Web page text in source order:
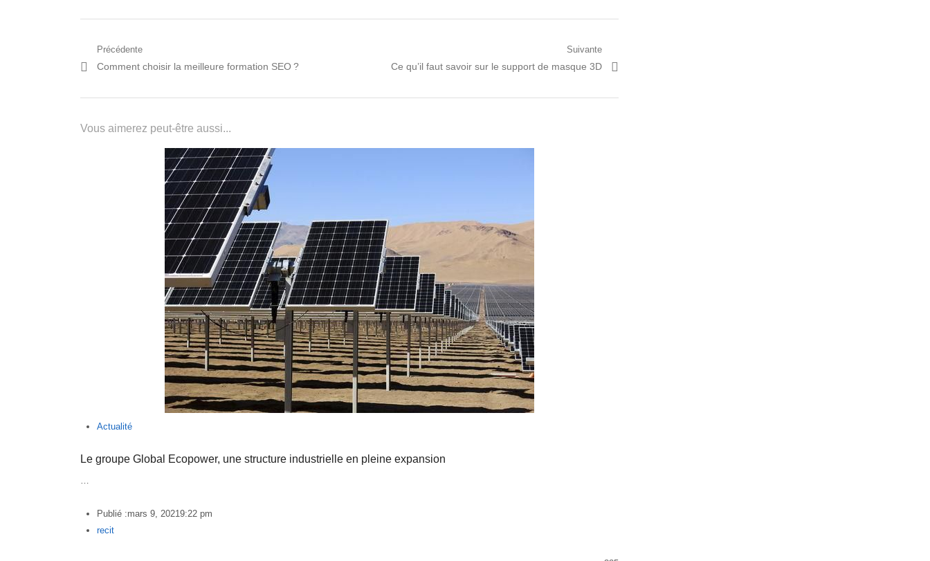
Navigation
l’article
Précédente
Post
Comment choisir la meilleure formation SEO ?
Suivante
Prochain
Ce qu’il faut savoir sur le support de masque 3D
Vous aimerez peut-être aussi...
Actualité
Le groupe Global Ecopower, une structure industrielle en pleine expansion
…
Publié :mars 9, 20219:22 pm
Author
recit